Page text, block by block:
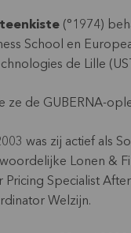
(°1974)
School en
de Lille
ze de GUBERNA-
was zij actief als
Lonen &
Pricing Specialist
Welzijn.